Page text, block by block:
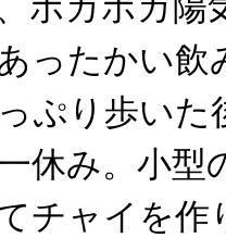
ったかい飲
ぷり歩い
休み。小型
チャイを作